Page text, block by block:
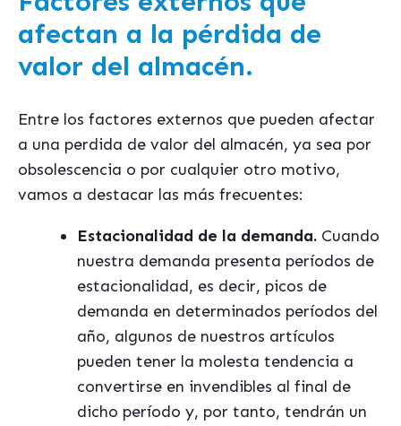
afectan a la pérdida de
valor del almacén.
Entre los factores externos que pueden afectar
a una perdida de valor del almacén, ya sea por
obsolescencia o por cualquier otro motivo,
vamos a destacar las más frecuentes:
Estacionalidad de la demanda. Cuando
nuestra demanda presenta períodos de
estacionalidad, es decir, picos de
demanda en determinados períodos del
año, algunos de nuestros artículos
pueden tener la molesta tendencia a
convertirse en invendibles al final de
dicho período y, por tanto, tendrán un